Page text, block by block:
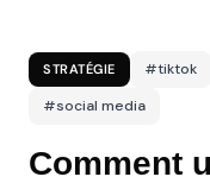
STRATÉGIE #tiktok
#social media
Comment